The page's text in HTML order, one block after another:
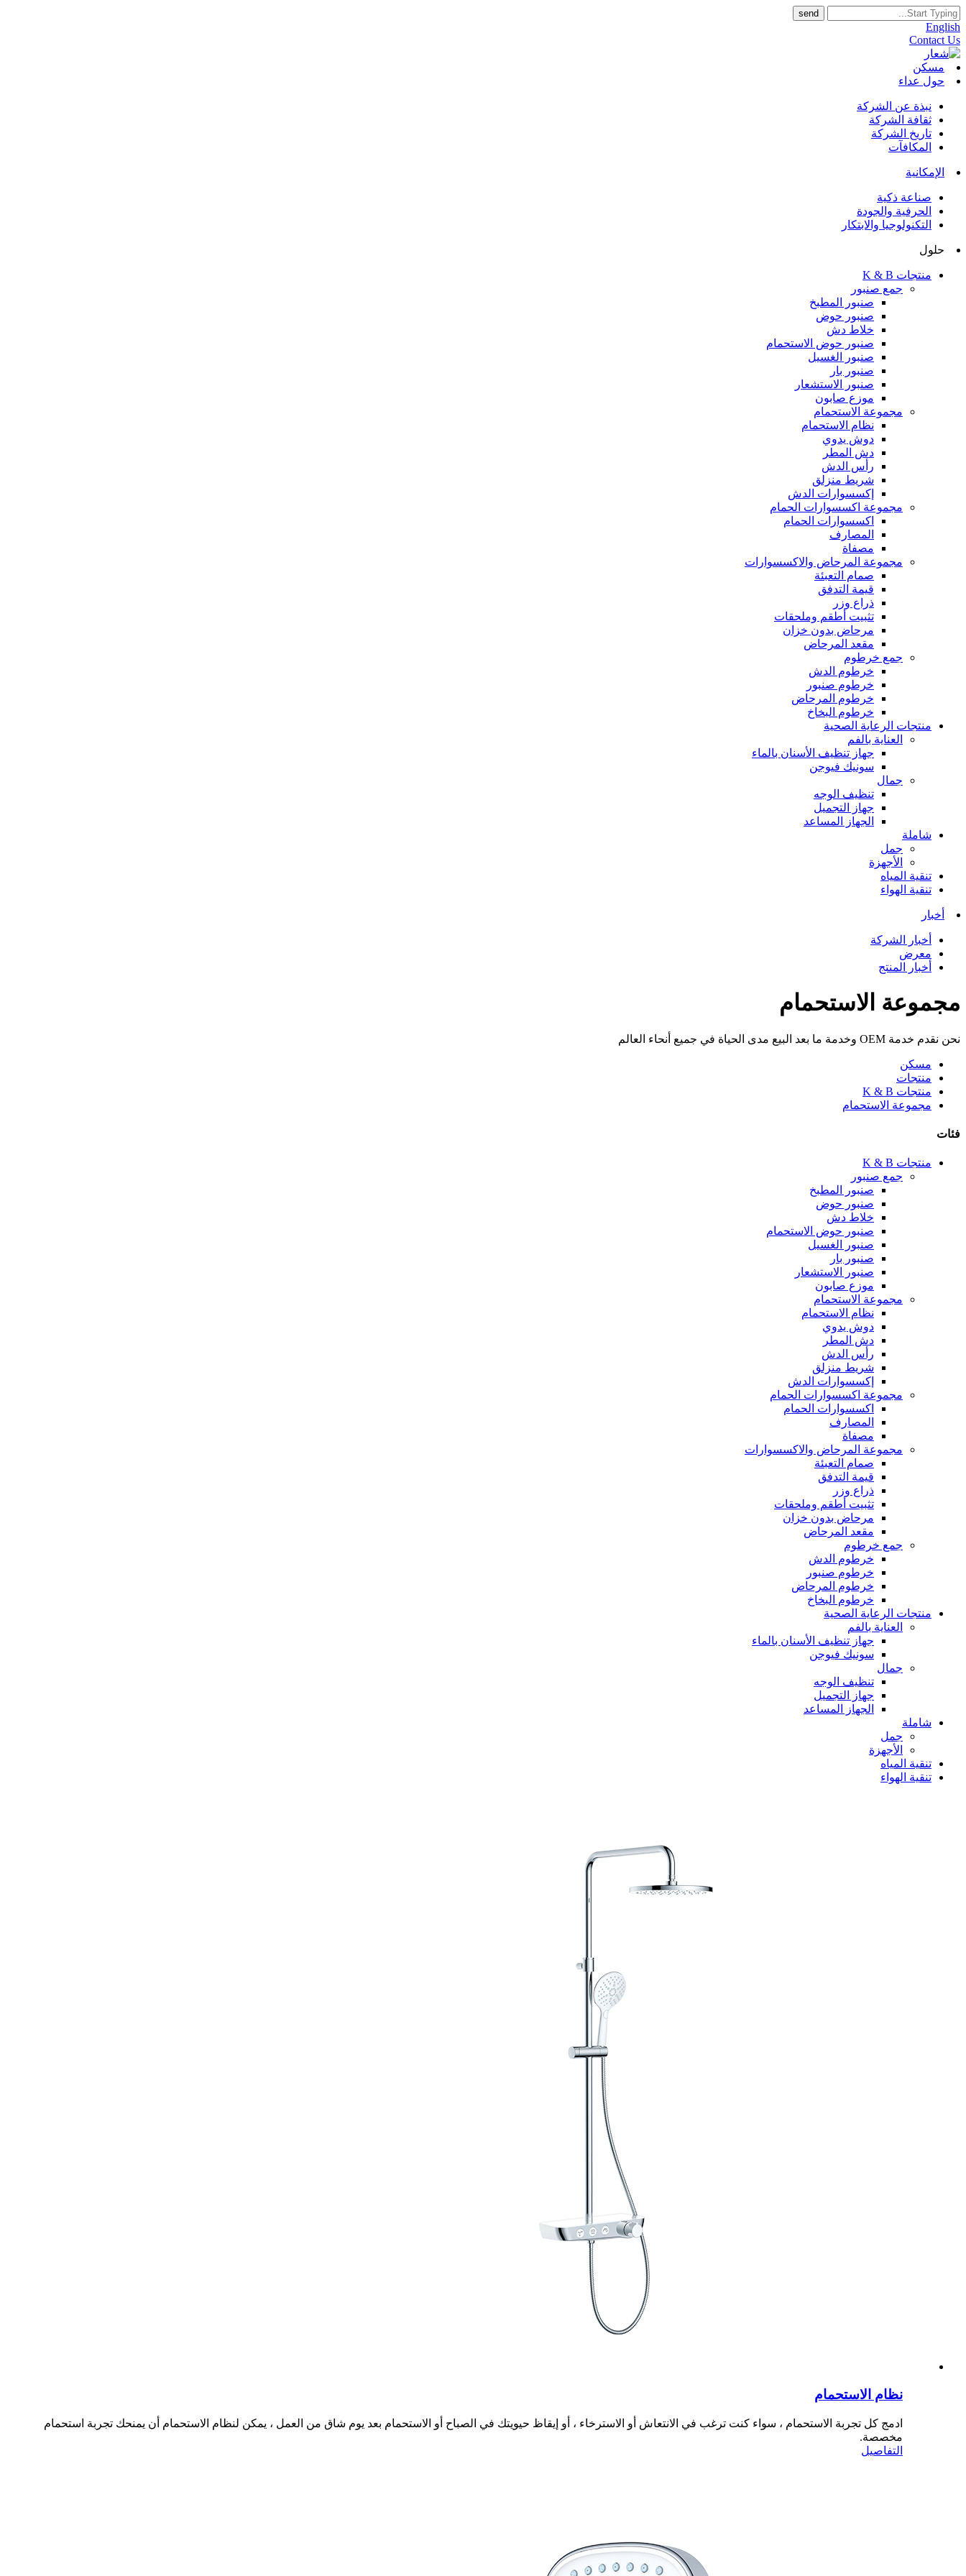
English
Contact Us
مسكن
حول عداء
نبذة عن الشركة
ثقافة الشركة
تاريخ الشركة
المكافآت
الإمكانية
صناعة ذكية
الحرفية والجودة
التكنولوجيا والابتكار
حلول
منتجات K & B
جمع صنبور
صنبور المطبخ
صنبور حوض
خلاط دش
صنبور حوض الاستحمام
صنبور الغسيل
صنبور بار
صنبور الاستشعار
موزع صابون
مجموعة الاستحمام
نظام الاستحمام
دوش يدوي
دش المطر
رأس الدش
شريط منزلق
إكسسوارات الدش
مجموعة اكسسوارات الحمام
اكسسوارات الحمام
المصارف
مصفاة
مجموعة المرحاض والاكسسوارات
صمام التعبئة
قيمة التدفق
ذراع وزر
تثبيت أطقم وملحقات
مرحاض بدون خزان
مقعد المرحاض
جمع خرطوم
خرطوم الدش
خرطوم صنبور
خرطوم المرحاض
خرطوم البخاخ
منتجات الرعاية الصحية
العناية بالفم
جهاز تنظيف الأسنان بالماء
سونيك فيوجن
جمال
تنظيف الوجه
جهاز التجميل
الجهاز المساعد
شاملة
جمل
الأجهزة
تنقية المياه
تنقية الهواء
أخبار
أخبار الشركة
معرض
أخبار المنتج
مجموعة الاستحمام
نحن نقدم خدمة OEM وخدمة ما بعد البيع مدى الحياة في جميع أنحاء العالم
مسكن
منتجات
منتجات K & B
مجموعة الاستحمام
فئات
منتجات K & B
جمع صنبور
صنبور المطبخ
صنبور حوض
خلاط دش
صنبور حوض الاستحمام
صنبور الغسيل
صنبور بار
صنبور الاستشعار
موزع صابون
مجموعة الاستحمام
نظام الاستحمام
دوش يدوي
دش المطر
رأس الدش
شريط منزلق
إكسسوارات الدش
مجموعة اكسسوارات الحمام
اكسسوارات الحمام
المصارف
مصفاة
مجموعة المرحاض والاكسسوارات
صمام التعبئة
قيمة التدفق
ذراع وزر
تثبيت أطقم وملحقات
مرحاض بدون خزان
مقعد المرحاض
جمع خرطوم
خرطوم الدش
خرطوم صنبور
خرطوم المرحاض
خرطوم البخاخ
منتجات الرعاية الصحية
العناية بالفم
جهاز تنظيف الأسنان بالماء
سونيك فيوجن
جمال
تنظيف الوجه
جهاز التجميل
الجهاز المساعد
شاملة
جمل
الأجهزة
تنقية المياه
تنقية الهواء
نظام الاستحمام
ادمج كل تجربة الاستحمام ، سواء كنت ترغب في الانتعاش أو الاسترخاء ، أو إيقاظ حيويتك في الصباح أو الاستحمام بعد يوم شاق من العمل ، يمكن لنظام الاستحمام أن يمنحك تجربة استحمام
مخصصة.
التفاصيل